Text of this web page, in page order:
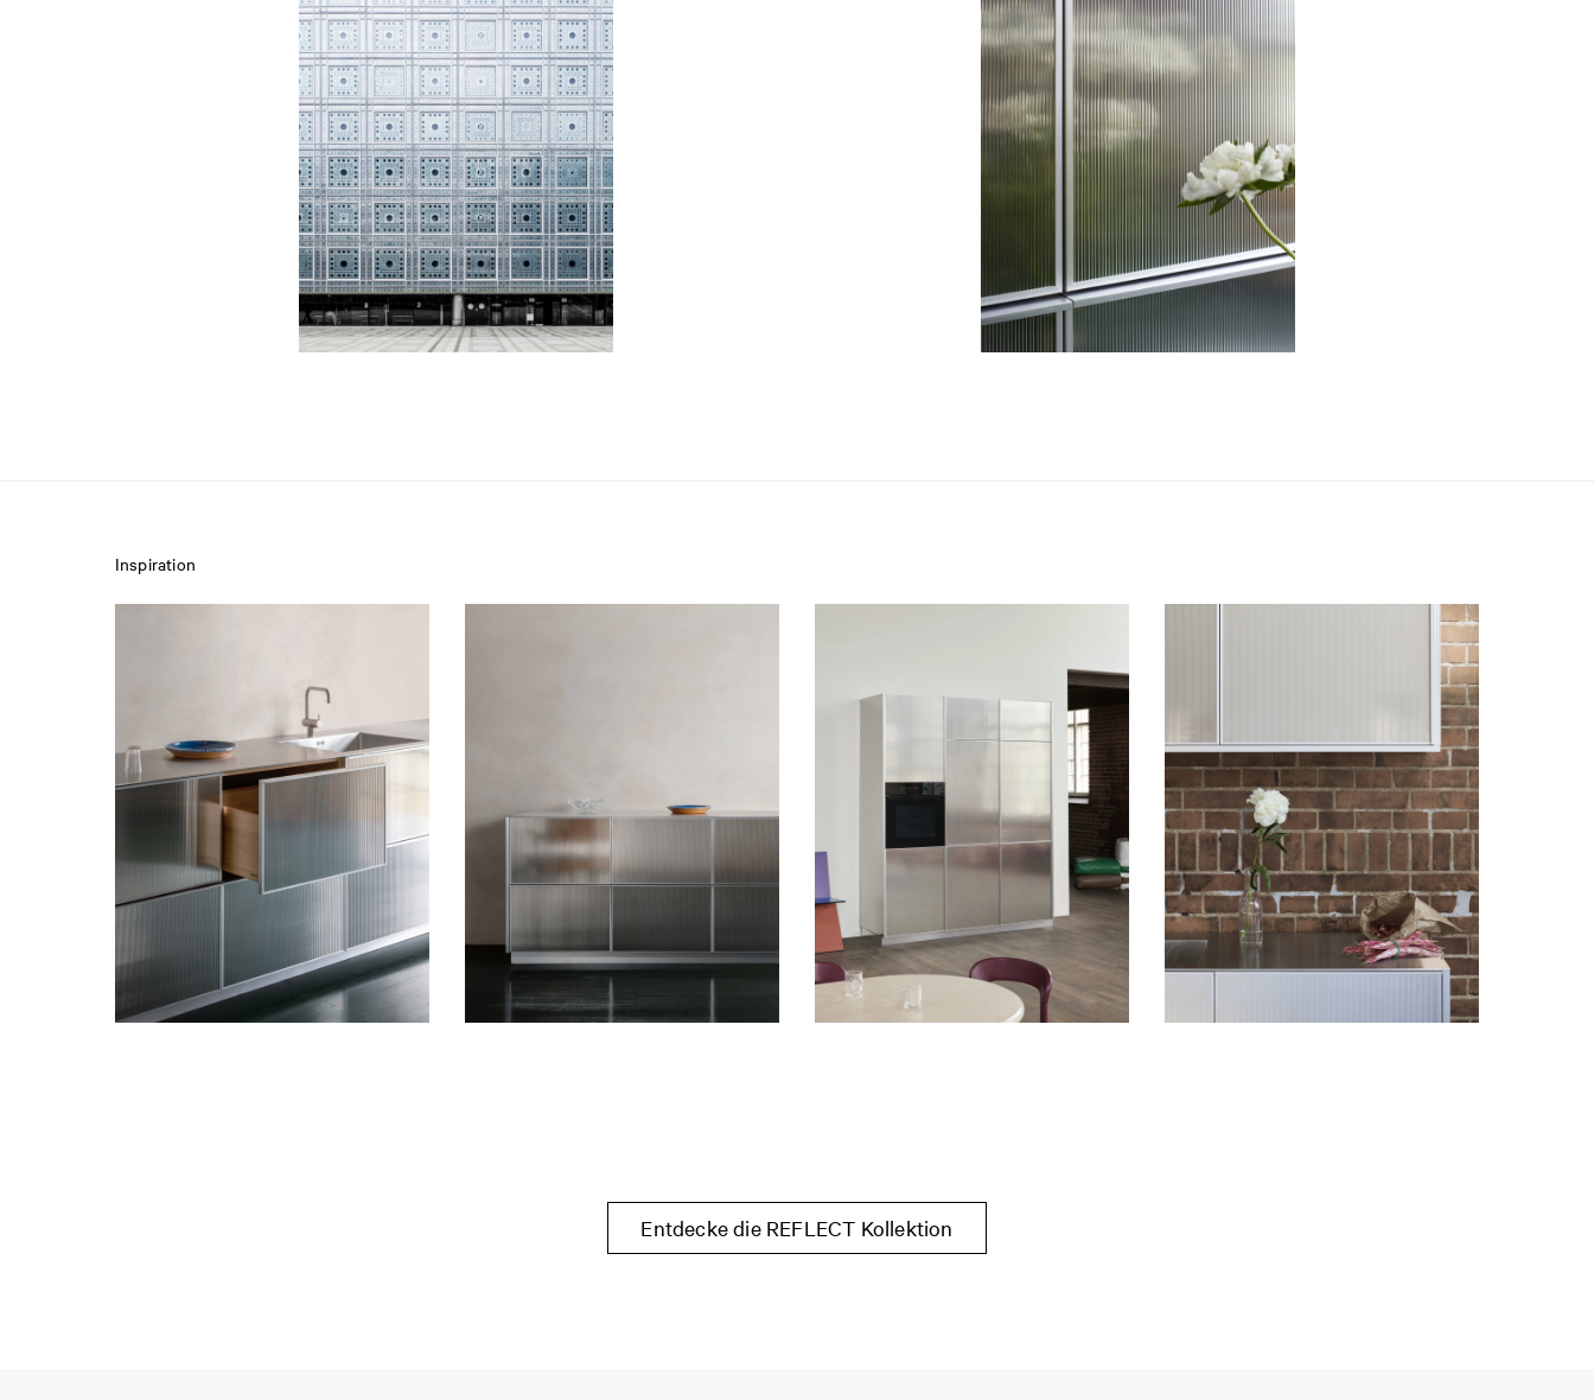
Inspiration
Entdecke die REFLECT Kollektion